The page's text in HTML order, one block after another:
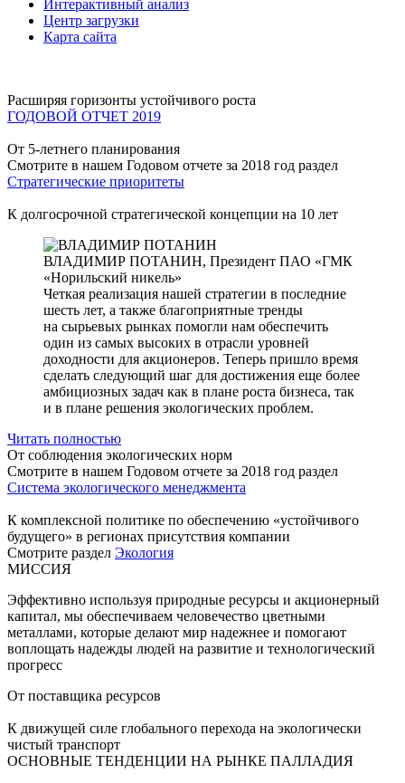
Интерактивный анализ
Центр загрузки
Карта сайта
Расширяя горизонты устойчивого роста
ГОДОВОЙ ОТЧЕТ 2019
От 5-летнего планирования
Смотрите в нашем Годовом отчете за 2018 год раздел
Стратегические приоритеты
К долгосрочной стратегической концепции на 10 лет
ВЛАДИМИР ПОТАНИН, Президент ПАО «ГМК
«Норильский никель»
Четкая реализация нашей стратегии в последние
шесть лет, а также благоприятные тренды
на сырьевых рынках помогли нам обеспечить
один из самых высоких в отрасли уровней
доходности для акционеров. Теперь пришло время
сделать следующий шаг для достижения еще более
амбициозных задач как в плане роста бизнеса, так
и в плане решения экологических проблем.
Читать полностью
От соблюдения экологических норм
Смотрите в нашем Годовом отчете за 2018 год раздел
Система экологического менеджмента
К комплексной политике по обеспечению «устойчивого
будущего» в регионах присутствия компании
Смотрите раздел Экология
МИССИЯ
Эффективно используя природные ресурсы и акционерный
капитал, мы обеспечиваем человечество цветными
металлами, которые делают мир надежнее и помогают
воплощать надежды людей на развитие и технологический
прогресс
От поставщика ресурсов
К движущей силе глобального перехода на экологически
чистый транспорт
ОСНОВНЫЕ ТЕНДЕНЦИИ НА РЫНКЕ ПАЛЛАДИЯ